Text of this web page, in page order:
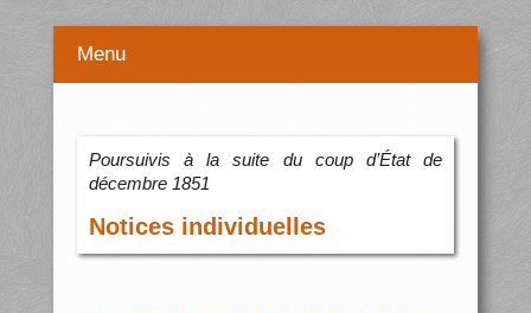
Menu
Poursuivis à la suite du coup d’État de
décembre 1851
Notices individuelles